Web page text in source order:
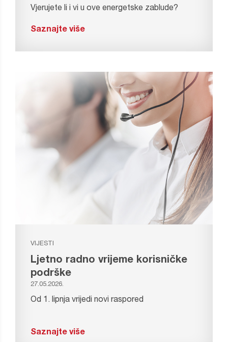
Vjerujete li i vi u ove energetske zablude?
Saznajte više
VIJESTI
Ljetno radno vrijeme korisničke
podrške
27.05.2026.
Od 1. lipnja vrijedi novi raspored
Saznajte više